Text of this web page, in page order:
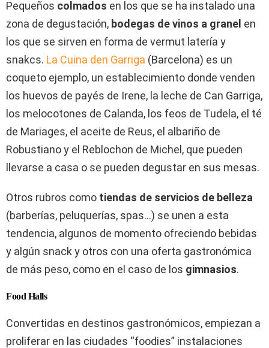
Pequeños colmados en los que se ha instalado una
zona de degustación, bodegas de vinos a granel en
los que se sirven en forma de vermut latería y
snakcs. La Cuina den Garriga (Barcelona) es un
coqueto ejemplo, un establecimiento donde venden
los huevos de payés de Irene, la leche de Can Garriga,
los melocotones de Calanda, los feos de Tudela, el té
de Mariages, el aceite de Reus, el albariño de
Robustiano y el Reblochon de Michel, que pueden
llevarse a casa o se pueden degustar en sus mesas.
Otros rubros como tiendas de servicios de belleza
(barberías, peluquerías, spas…) se unen a esta
tendencia, algunos de momento ofreciendo bebidas
y algún snack y otros con una oferta gastronómica
de más peso, como en el caso de los gimnasios.
Food Halls
Convertidas en destinos gastronómicos, empiezan a
proliferar en las ciudades “foodies” instalaciones